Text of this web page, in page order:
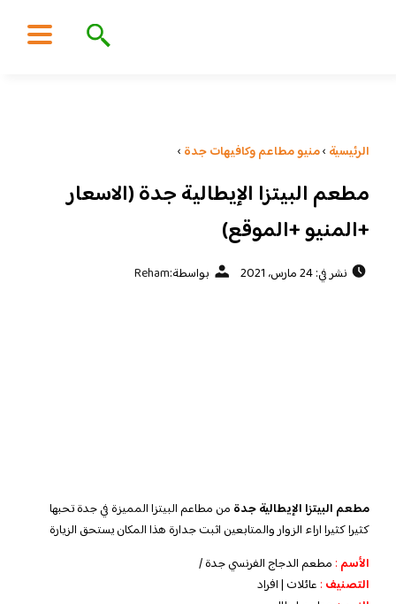
الرئيسية ›منيو مطاعم وكافيهات جدة ›
مطعم البيتزا الإيطالية جدة (الاسعار
+المنيو +الموقع)
نشر في: 24 مارس، 2021 بواسطة:Reham
مطعم البيتزا الإيطالية جدة من مطاعم البيتزا المميزة في جدة تحبها
كثيرا كثيرا اراء الزوار والمتابعين اثبت جدارة هذا المكان يستحق الزيارة
الأسم : مطعم الدجاج الفرنسي جدة /
التصنيف : عائلات | افراد